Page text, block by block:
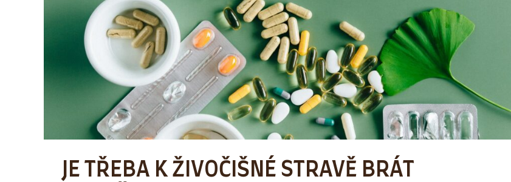
JE TŘEBA K ŽIVOČIŠNÉ STRAVĚ BRÁT